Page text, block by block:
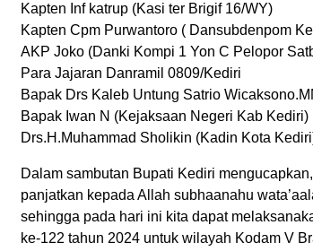
Kapten Inf katrup (Kasi ter Brigif 16/WY)
Kapten Cpm Purwantoro ( Dansubdenpom
AKP Joko (Danki Kompi 1 Yon C Pelopor
Para Jajaran Danramil 0809/Kediri
Bapak Drs Kaleb Untung Satrio
Bapak Iwan N (Kejaksaan Negeri Kab Kediri)
Drs.H.Muhammad Sholikin (Kadin Kota
Dalam sambutan Bupati Kediri
panjatkan kepada Allah subhaanahu
sehingga pada hari ini kita dapat
ke-122 tahun 2024 untuk wilayah Kodam V